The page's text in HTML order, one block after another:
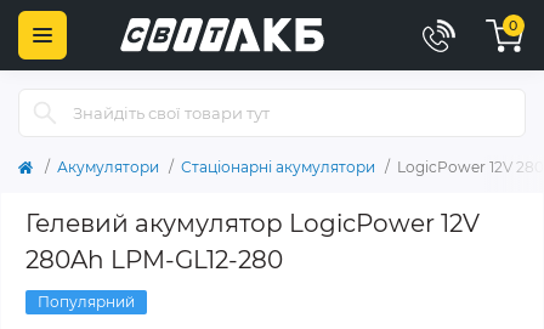
0
Акумулятори Стаціонарні акумулятори LogicPower 12V
Гелевий акумулятор LogicPower 12V
280Ah LPM-GL12-280
Популярний